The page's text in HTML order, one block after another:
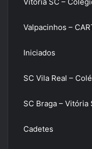
Valpacinhos –
Iniciados
SC Vila Real –
SC Braga –
Cadetes